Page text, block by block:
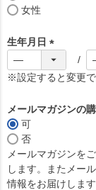
須
女性
生年月日
(
必
)
※設定すると変更
メールマガジンの
可
否
メールマガジンを
します。またメー
情報をお届けします